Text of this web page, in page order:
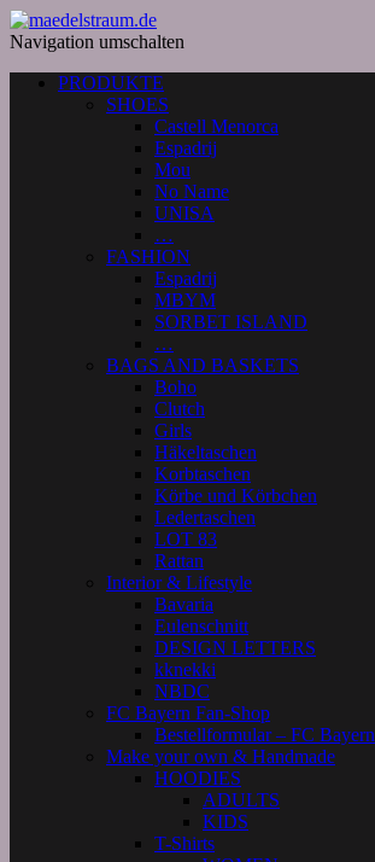
Navigation umschalten
PRODUKTE
SHOES
Castell Menorca
Espadrij
Mou
No Name
UNISA
…
FASHION
Espadrij
MBYM
SORBET ISLAND
…
BAGS AND BASKETS
Boho
Clutch
Girls
Häkeltaschen
Korbtaschen
Körbe und Körbchen
Ledertaschen
LOT 83
Rattan
Interior & Lifestyle
Bavaria
Eulenschnitt
DESIGN LETTERS
kknekki
NBDC
FC Bayern Fan-Shop
Bestellformular – FC Bayern
Make your own & Handmade
HOODIES
ADULTS
KIDS
T-Shirts